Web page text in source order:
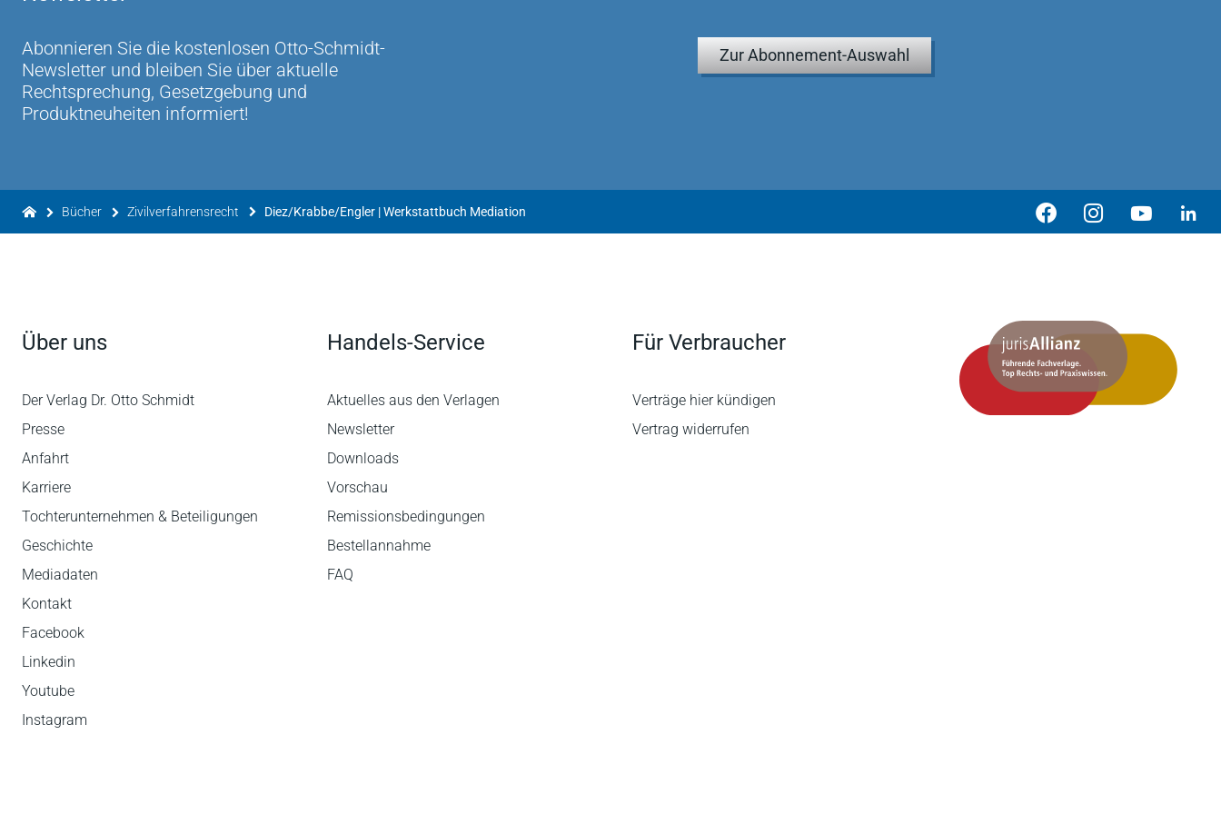
einmal verbesserte gut nachvollziehbare Struktur (Teile, Kapitel und Unterpunkte), seine verständliche
Sprache und die beispielhaft dargestellte Mediation eines Erbschaftsfalles („Erb-Mediation Schaller") aus,
die als roter Faden das gesamte Werk durchzieht.
[…]
erwähnten zahlreichen Übungen und den wertvollen Praxisanregungen weiterhin ein „must have" für alle,
die in der Ausbildung stehen und ein umfangreiches und gut lesbares Anleitungsbuch benötigen, zugleich
aber auch für diejenigen, die bereits als Mediator/Mediatorin tätig sind und ein solides Nachschlagewerk zu
Abonnieren Sie die kostenlosen Otto-Schmidt-
Newsletter und bleiben Sie über aktuelle
Rechtsprechung, Gesetzgebung und
Produktneuheiten informiert!
Zur Abonnement-Auswahl
Bücher Zivilverfahrensrecht Diez/Krabbe/Engler | Werkstattbuch Mediation
Über uns
Der Verlag Dr. Otto Schmidt
Presse
Anfahrt
Karriere
Tochterunternehmen & Beteiligungen
Geschichte
Mediadaten
Kontakt
Facebook
Linkedin
Youtube
Instagram
Handels-Service
Aktuelles aus den Verlagen
Newsletter
Downloads
Vorschau
Remissionsbedingungen
Bestellannahme
FAQ
Für Verbraucher
Verträge hier kündigen
Vertrag widerrufen